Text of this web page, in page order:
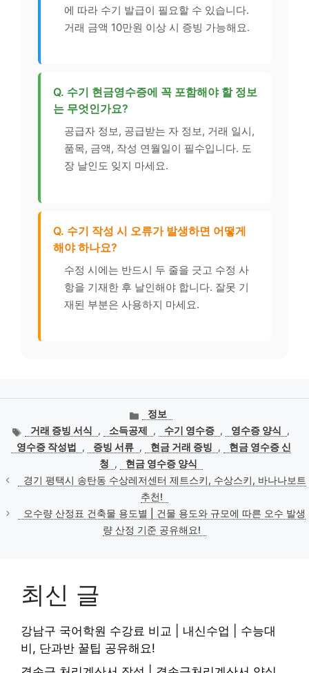
에 따라 수기 발급이 필요할 수 있습니다.
거래 금액 10만원 이상 시 증빙 가능해요.
Q. 수기 현금영수증에 꼭 포함해야 할 정보
는 무엇인가요?
공급자 정보, 공급받는 자 정보, 거래 일시,
품목, 금액, 작성 연월일이 필수입니다. 도
장 날인도 잊지 마세요.
Q. 수기 작성 시 오류가 발생하면 어떻게
해야 하나요?
수정 시에는 반드시 두 줄을 긋고 수정 사
항을 기재한 후 날인해야 합니다. 잘못 기
재된 부분은 사용하지 마세요.
카
테
고
리
정보
태
그
거래 증빙 서식 , 소득공제 , 수기 영수증 , 영수증 양식
,
영수증 작성법
, 증빙 서류 , 현금 거래 증빙 ,
현금 영수증 신
청
,
현금 영수증 양식
경기 평택시 송탄동 수상레저센터 제트스키, 수상스키, 바나나보트
추천!
오수량 산정표 건축물 용도별 | 건물 용도와 규모에 따른 오수 발생
량 산정 기준 공유해요!
최신 글
강남구 국어학원 수강료 비교 | 내신수업 | 수능대
비, 단과반 꿀팁 공유해요!